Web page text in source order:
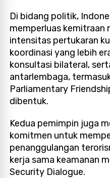
Di bidang politik,
memperluas kemitraan
intensitas pertukaran
koordinasi yang lebih
konsultasi bilateral,
antarlembaga,
Parliamentary
dibentuk.
Kedua pemimpin juga
komitmen untuk
penanggulangan
kerja sama keamanan
Security Dialogue.